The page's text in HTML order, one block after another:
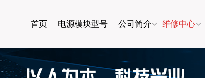
首页 电源模块型号 公司简介 维修中心